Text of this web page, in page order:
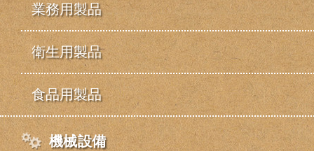
業務用製品
衛生用製品
食品用製品
機械設備